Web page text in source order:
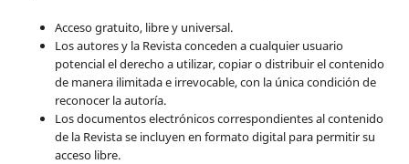
Acceso gratuito, libre y universal.
Los autores y la Revista conceden a cualquier usuario
potencial el derecho a utilizar, copiar o distribuir el contenido
de manera ilimitada e irrevocable, con la única condición de
reconocer la autoría.
Los documentos electrónicos correspondientes al contenido
de la Revista se incluyen en formato digital para permitir su
acceso libre.